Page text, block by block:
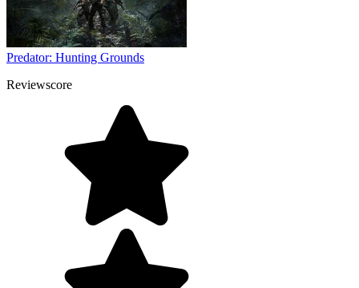
Predator: Hunting Grounds
Reviewscore